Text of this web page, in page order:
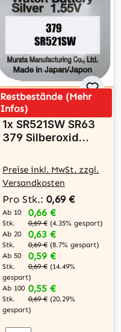
Restbestände (Mehr
Infos)
muRata
1x SR521SW SR63
379 Silberoxid
Sony 1,55 V
Preise inkl. MwSt. zzgl.
Versandkosten
Pro Stk.: 0,69 €
Ab 10
Stk.
0,66 €
0,69 € (4.35% gespart)
Ab 20
Stk.
0,63 €
0,69 € (8.7% gespart)
Ab 50
Stk.
0,59 €
0,69 € (14.49%
gespart)
Ab 100
Stk.
0,55 €
0,69 € (20.29%
gespart)